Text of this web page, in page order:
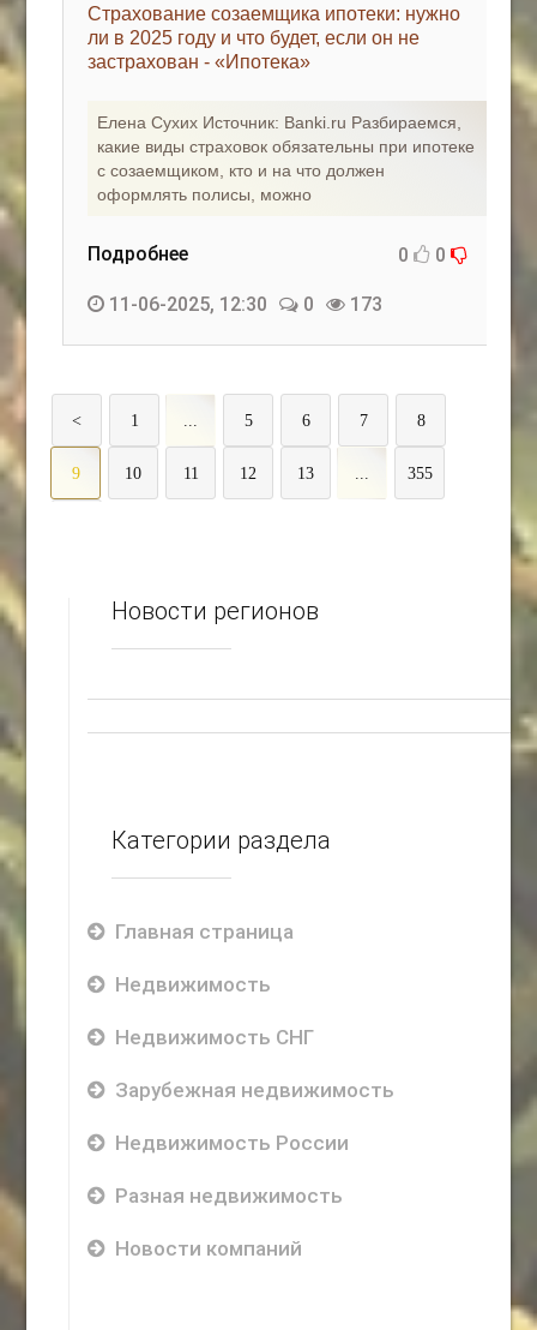
Страхование созаемщика ипотеки: нужно
ли в 2025 году и что будет, если он не
застрахован - «Ипотека»
Елена Сухих Источник: Banki.ru Разбираемся,
какие виды страховок обязательны при ипотеке
с созаемщиком, кто и на что должен
оформлять полисы, можно
Подробнее 0 0
11-06-2025, 12:30 0 173
< 1 ... 5 6 7 8
9 10 11 12 13 ... 355
Новости регионов
Категории раздела
Главная страница
Недвижимость
Недвижимость СНГ
Зарубежная недвижимость
Недвижимость России
Разная недвижимость
Новости компаний